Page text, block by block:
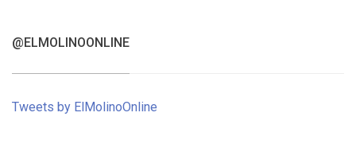
@ELMOLINOONLINE
Tweets by ElMolinoOnline